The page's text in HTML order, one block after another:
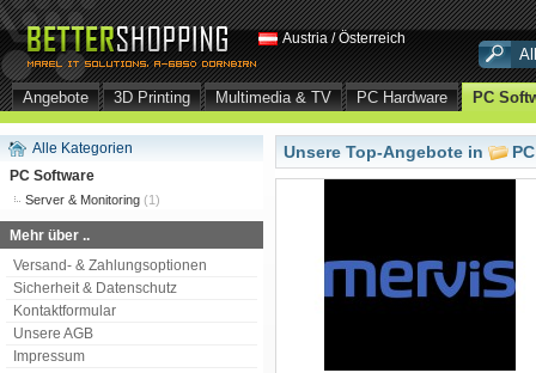
Austria / Österreich
Angebote 3D Printing Multimedia & TV PC Hardware PC
Alle Kategorien
PC Software
Server & Monitoring (1)
Mehr über ..
Versand- & Zahlungsoptionen
Sicherheit & Datenschutz
Kontaktformular
Unsere AGB
Impressum
Unsere Top-Angebote in